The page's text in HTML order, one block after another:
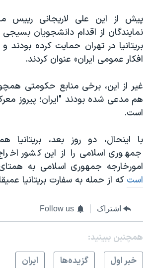
پیش از این علی لاریجانی
نمایندگان از اقدام دانشجویان
بریتانیا در تهران حمایت کرده بودند
افکار عمومی ایران» عنوان کردند.
غیر از این، برخی منابع حکومتی
هم مدعی شده بودند "ایران؛ پیروز
است.
با اینحال، دو روز بعد، بریتانیا
جمهوری اسلامی را از این کشور
امورخارجه جمهوری اسلامی به
است که از حمله به سفارت بریتانیا
اشتراک Follow us
همچنبن ببینید:
خبر اول
گزيده‌ها ايران